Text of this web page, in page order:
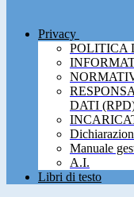
Privacy
POLITICA
DATI
Manuale
A.I.
Libri di testo